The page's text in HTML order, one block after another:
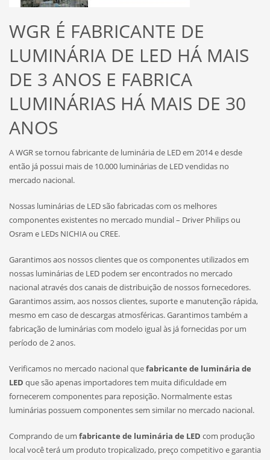
WGR É FABRICANTE DE
LUMINÁRIA DE LED HÁ MAIS
DE 3 ANOS E FABRICA
LUMINÁRIAS HÁ MAIS DE 30
ANOS
A WGR se tornou fabricante de luminária de LED em 2014 e desde
então já possui mais de 10.000 luminárias de LED vendidas no
mercado nacional.
Nossas luminárias de LED são fabricadas com os melhores
componentes existentes no mercado mundial – Driver Philips ou
Osram e LEDs NICHIA ou CREE.
Garantimos aos nossos clientes que os componentes utilizados em
nossas luminárias de LED podem ser encontrados no mercado
nacional através dos canais de distribuição de nossos fornecedores.
Garantimos assim, aos nossos clientes, suporte e manutenção rápida,
mesmo em caso de descargas atmosféricas. Garantimos também a
fabricação de luminárias com modelo igual às já fornecidas por um
período de 2 anos.
Verificamos no mercado nacional quefabricante de luminária de
LED que são apenas importadores tem muita dificuldade em
fornecerem componentes para reposição. Normalmente estas
luminárias possuem componentes sem similar no mercado nacional.
Comprando de um fabricante de luminária de LED com produção
local você terá um produto tropicalizado, preço competitivo e garantia